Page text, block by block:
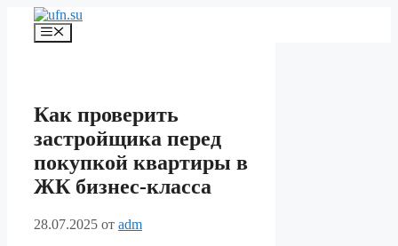
Перейти
содержимому
Меню
Как проверить
застройщика перед
покупкой квартиры в
ЖК бизнес-класса
28.07.2025 от adm